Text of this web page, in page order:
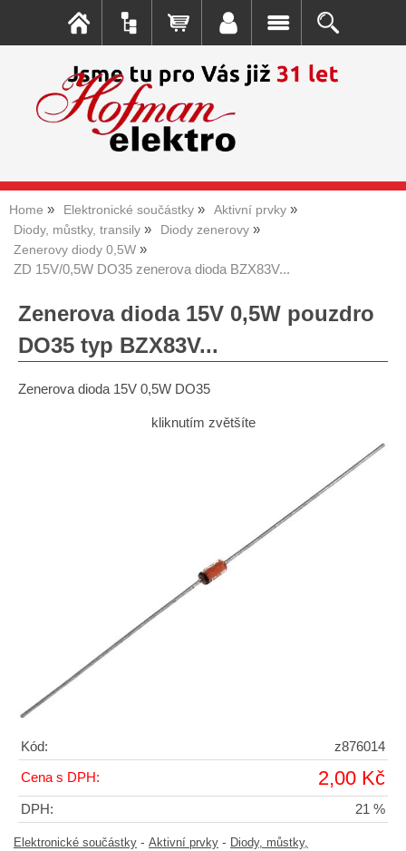
Home Elektronické součástky
Aktivní prvky
Diody, můstky, transily
Diody zenerovy
Zenerovy diody 0,5W
ZD 15V/0,5W DO35 zenerova dioda BZX83V...
Zenerova dioda 15V 0,5W pouzdro
DO35 typ BZX83V...
Zenerova dioda 15V 0,5W DO35
kliknutím zvětšíte
Kód: z876014
Cena s DPH: 2,00 Kč
DPH: 21 %
Elektronické součástky - Aktivní prvky - Diody, můstky,